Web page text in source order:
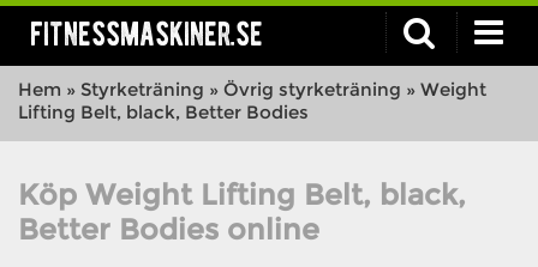
fitnessmaskiner.se
Hem » Styrketräning » Övrig styrketräning » Weight
Lifting Belt, black, Better Bodies
Köp Weight Lifting Belt, black,
Better Bodies online